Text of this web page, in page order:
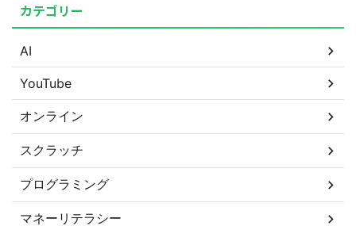
カテゴリー
AI
YouTube
オンライン
スクラッチ
プログラミング
マネーリテラシー